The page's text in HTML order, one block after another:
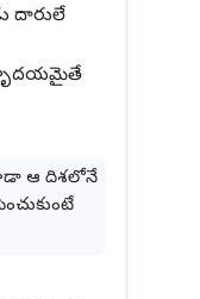
దారులే
హృదయమైతే
ఆ దిశలోనే